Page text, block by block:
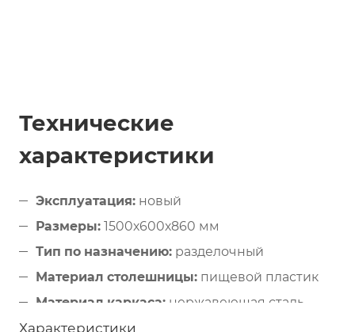
Технические
характеристики
Эксплуатация: новый
Размеры: 1500х600х860 мм
Тип по назначению: разделочный
Материал столешницы: пищевой пластик
Материал каркаса: нержавеющая сталь
Характеристики